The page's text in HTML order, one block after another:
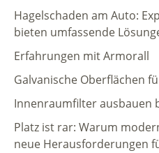
Hagelschaden am Auto:
bieten umfassende
Erfahrungen mit Armorall
Galvanische Oberflächen
Innenraumfilter ausbauen
Platz ist rar: Warum
neue Herausforderungen